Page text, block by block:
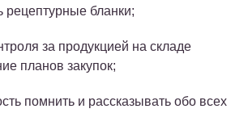
рецептурные бланки;
за продукцией на складе
планов закупок;
помнить и рассказывать обо всех